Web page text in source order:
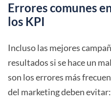
Errores comunes
los KPI
Incluso las mejores
resultados si se hace un
son los errores más
del marketing deben evitar: